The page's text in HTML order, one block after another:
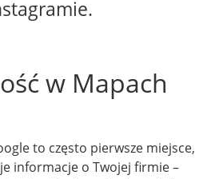
w Mapach
to często pierwsze miejsce,
informacje o Twojej firmie –